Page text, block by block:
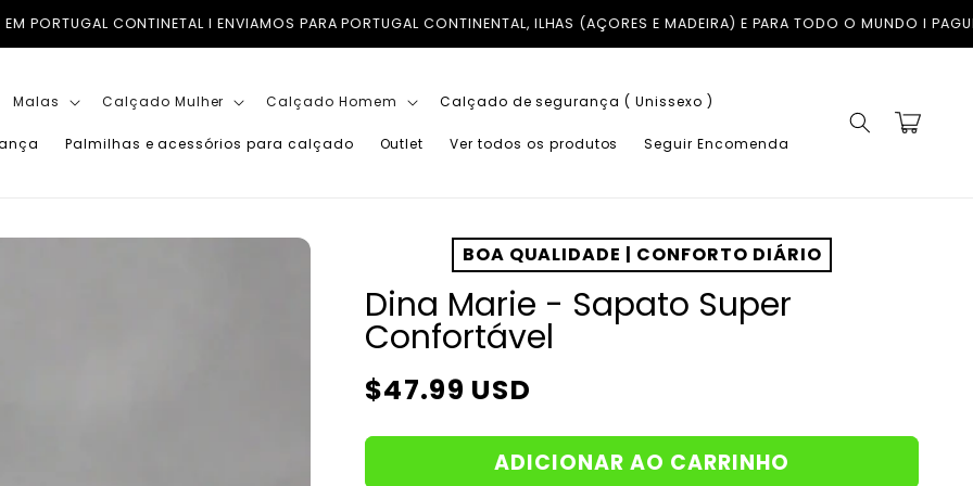
PORTUGAL CONTINENTAL, ILHAS (AÇORES E MADEIRA) E PARA TODO O MUNDO I PAGUE EM ATÉ 3X COM A KLARNA SEM
Malas Calçado Mulher Calçado Homem Calçado de segurança ( Unissexo )
Palmilhas e acessórios para calçado Outlet Ver todos os produtos Seguir Encomenda
Carrinho
BOA QUALIDADE | CONFORTO DIÁRIO
Dina Marie - Sapato Super
Confortável
Preço
$47.99 USD
ADICIONAR AO CARRINHO